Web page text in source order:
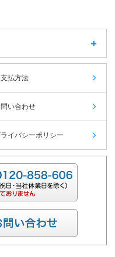
払方法
い合わせ
イバシーポリシー